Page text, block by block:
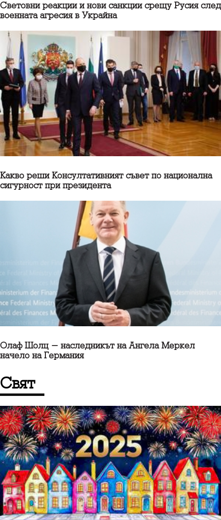
Световни реакции и нови санкции срещу Русия след
военната агресия в Украйна
Какво реши Консултативният съвет по национална
сигурност при президента
Олаф Шолц - наследникът на Ангела Меркел
начело на Германия
свят